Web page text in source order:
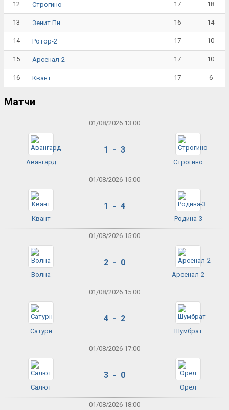
12 Строгино 17 18
13 Зенит Пн 16 14
14 Ротор-2 17 10
15 Арсенал-2 17 10
16 Квант 17 6
Матчи
01/08/2026 13:00
Авангард
1 - 3
Строгино
01/08/2026 15:00
Квант
1 - 4
Родина-3
01/08/2026 15:00
Волна
2 - 0
Арсенал-2
01/08/2026 15:00
Сатурн
4 - 2
Шумбрат
01/08/2026 17:00
Салют
3 - 0
Орёл
01/08/2026 18:00